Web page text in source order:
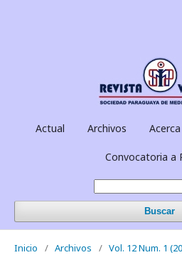
Actual Archivos
Convocatoria a
Buscar
Inicio / Archivos / Vol. 12 Num. 1